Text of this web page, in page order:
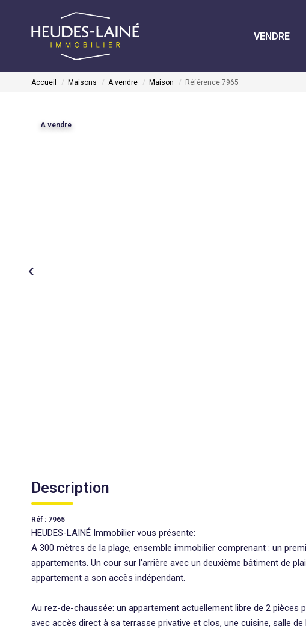
VENDRE
Accueil Maisons A vendre Maison Référence 7965
A vendre
Description
Réf : 7965
HEUDES-LAINÉ Immobilier vous présente:
A 300 mètres de la plage, ensemble immobilier comprenant : un
appartements. Un cour sur l'arrière avec un deuxième bâtiment de
appartement a son accès indépendant.
Au rez-de-chaussée: un appartement actuellement libre de 2 pièces
avec accès direct à sa terrasse privative et clos, une cuisine, salle de